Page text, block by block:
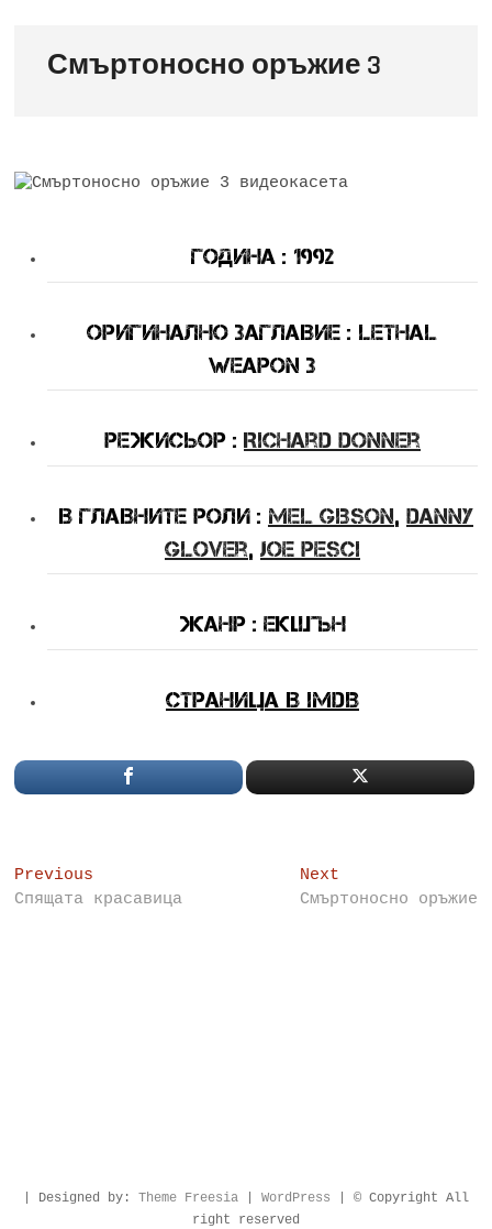
Смъртоносно оръжие 3
Година : 1992
Оригинално Заглавие : Lethal
Weapon 3
Режисьор : Richard Donner
В Главните Роли : Mel Gibson, Danny
Glover, Joe Pesci
Жанр : екшън
Страница в IMDB
Post
navigation
Previous
post:
Спящата красавица
NextNext
post:
Смъртоносно оръжие
| Designed by: Theme Freesia| WordPress | © Copyright All
right reserved